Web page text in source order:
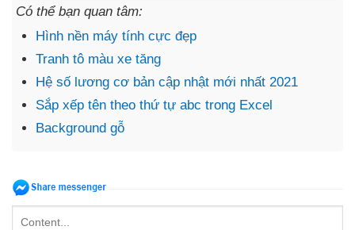
Có thể bạn quan tâm:
Hình nền máy tính cực đẹp
Tranh tô màu xe tăng
Hệ số lương cơ bản cập nhật mới nhất 2021
Sắp xếp tên theo thứ tự abc trong Excel
Background gỗ